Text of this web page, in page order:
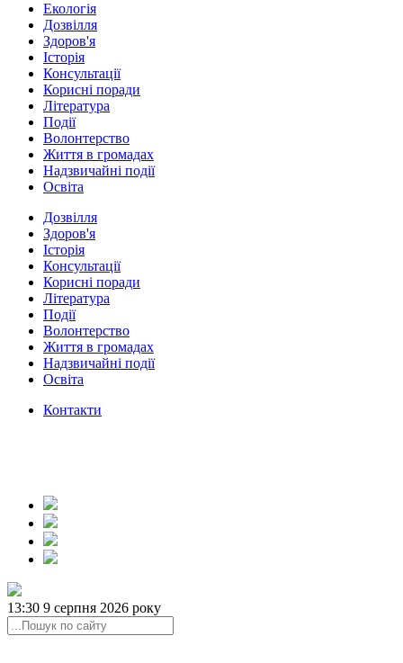
Екологія
Дозвілля
Здоров'я
Історія
Консультації
Корисні поради
Література
Події
Волонтерство
Життя в громадах
Надзвичайні події
Освіта
Дозвілля
Здоров'я
Історія
Консультації
Корисні поради
Література
Події
Волонтерство
Життя в громадах
Надзвичайні події
Освіта
Контакти
13:30 9 серпня 2026 року